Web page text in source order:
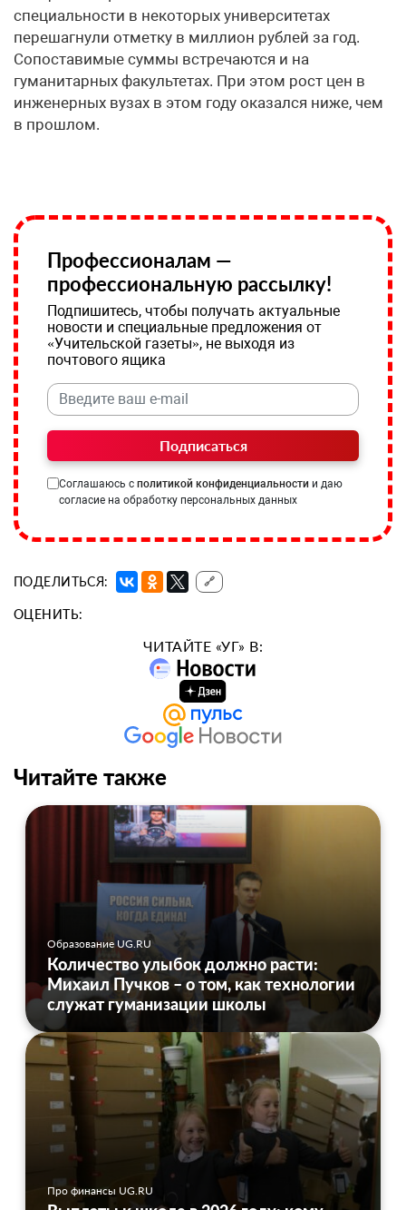
специальности в некоторых университетах
перешагнули отметку в миллион рублей за год.
Сопоставимые суммы встречаются и на
гуманитарных факультетах. При этом рост цен в
инженерных вузах в этом году оказался ниже, чем
в прошлом.
Профессионалам —
профессиональную рассылку!
Подпишитесь, чтобы получать актуальные
новости и специальные предложения от
«Учительской газеты», не выходя из
почтового ящика
Подписаться
Соглашаюсь с политикой конфиденциальности и даю
согласие на обработку персональных данных
ПОДЕЛИТЬСЯ: 🔗
ОЦЕНИТЬ:
ЧИТАЙТЕ «УГ» В:
Читайте также
Образование UG.RU
Количество улыбок должно расти:
Михаил Пучков – о том, как технологии
служат гуманизации школы
Про финансы UG.RU